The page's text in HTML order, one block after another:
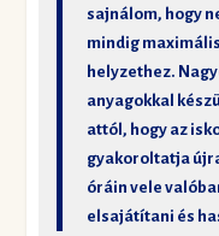
sajnálom, hogy
mindig
helyzethez.
anyagokkal
attól, hogy az
gyakoroltatja
óráin vele
elsajátítani és